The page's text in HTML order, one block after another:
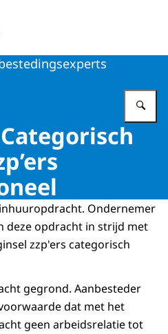
Ondernemer
deze opdracht in strijd met
zzp'ers categorisch
gegrond. Aanbesteder
dat met het
geen arbeidsrelatie tot